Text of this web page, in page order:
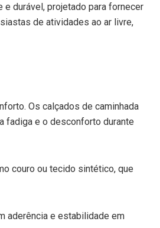
durável, projetado para fornecer
de atividades ao ar livre,
Os calçados de caminhada
fadiga e o desconforto durante
couro ou tecido sintético, que
aderência e estabilidade em